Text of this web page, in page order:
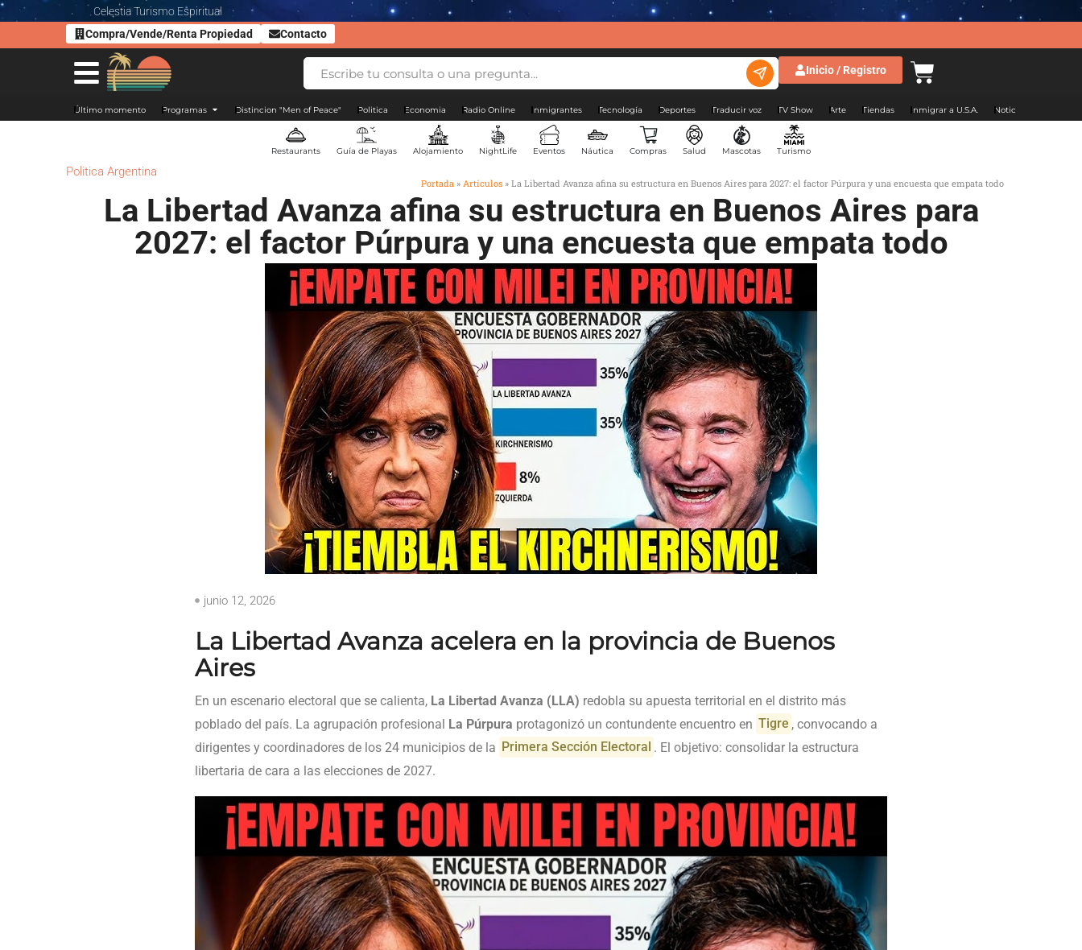
Celestia Turismo Espiritual
Compra/Vende/Renta Propiedad
Contacto
Inicio / Registro
Último momento Programas Distincion "Men of Peace" Politica Economia Radio Online Inmigrantes Tecnología Deportes Traducir voz TV Show Arte Tiendas Inmigrar a U.S.A. Noticias Argentina
Restaurants Guía de Playas Alojamiento NightLife Eventos Náutica Compras Salud Mascotas Turismo
Politica Argentina
Portada » Artículos » La Libertad Avanza afina su estructura en Buenos Aires para 2027: el factor Púrpura y una encuesta que empata todo
La Libertad Avanza afina su estructura en Buenos Aires para
2027: el factor Púrpura y una encuesta que empata todo
junio 12, 2026
La Libertad Avanza acelera en la provincia de Buenos
Aires
En un escenario electoral que se calienta, La Libertad Avanza (LLA) redobla su apuesta territorial en el distrito más
poblado del país. La agrupación profesional La Púrpura protagonizó un contundente encuentro en Tigre , convocando a
dirigentes y coordinadores de los 24 municipios de la Primera Sección Electoral . El objetivo: consolidar la estructura
libertaria de cara a las elecciones de 2027.